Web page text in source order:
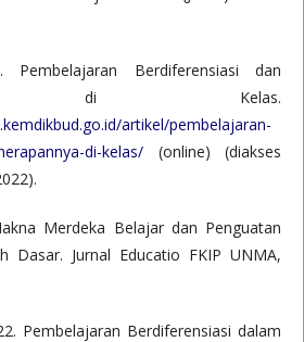
Berdiferensiasi dan
di Kelas.
artikel/pembelajaran-
di-kelas/ (online) (diakses
Merdeka Belajar dan Penguatan
Dasar. Jurnal Educatio FKIP UNMA,
Pembelajaran Berdiferensiasi dalam